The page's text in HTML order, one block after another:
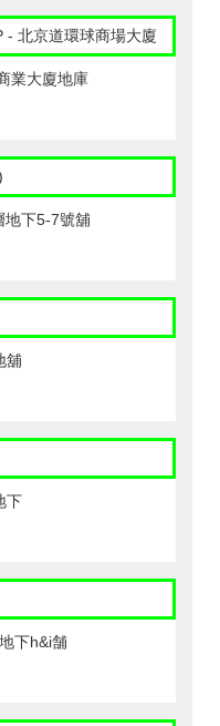
- 北京道環球商場大廈
業大廈地庫
地下5-7號舖
舖
下
下h&i舗